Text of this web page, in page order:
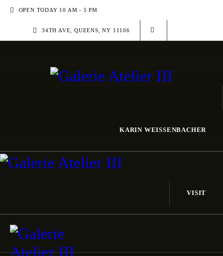
OPEN TODAY 10 AM - 5 PM
34TH AVE, QUEENS, NY 11106
KARIN WEISSENBACHER
VISIT
GALERIE ATELIER III
ÜBER DIE GALERIE
AUSSTELLUNGEN